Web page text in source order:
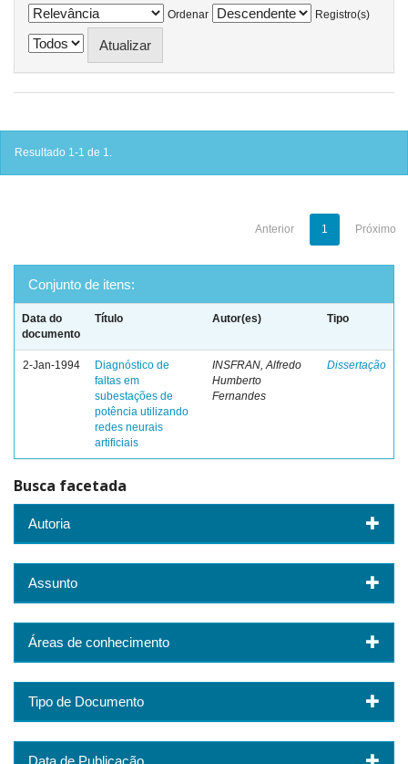
Ordenar
Registro(s)
Resultado 1-1 de 1.
Anterior 1 Próximo
Conjunto de itens:
Data do
documento
Título Autor(es) Tipo
2-Jan-1994
Diagnóstico de
faltas em
subestações de
potência utilizando
redes neurais
artificiais
INSFRAN, Alfredo
Humberto
Fernandes
Dissertação
Busca facetada
Autoria
Assunto
Áreas de conhecimento
Tipo de Documento
Data de Publicação